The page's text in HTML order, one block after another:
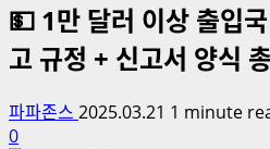
💵 1만 달러 이상 출입
고 규정 + 신고서 양식
파파존스 2025.03.21 1 minute
0